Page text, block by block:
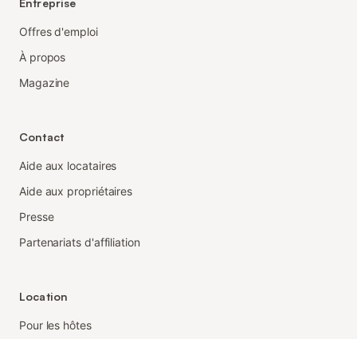
Entreprise
Offres d'emploi
À propos
Magazine
Contact
Aide aux locataires
Aide aux propriétaires
Presse
Partenariats d'affiliation
Location
Pour les hôtes